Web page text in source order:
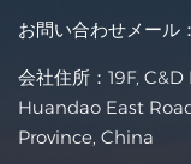
お問い合わせメール：
会社住所：19F,
Huandao East
Province, China